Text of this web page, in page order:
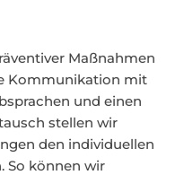
Maßnahmen
Kommunikation mit
und einen
stellen wir
den individuellen
So können wir